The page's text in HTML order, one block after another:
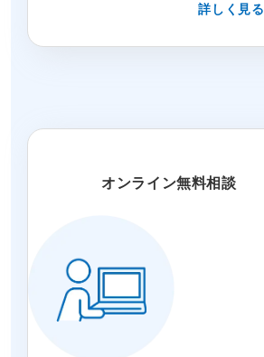
詳しく見る
オンライン無料相談